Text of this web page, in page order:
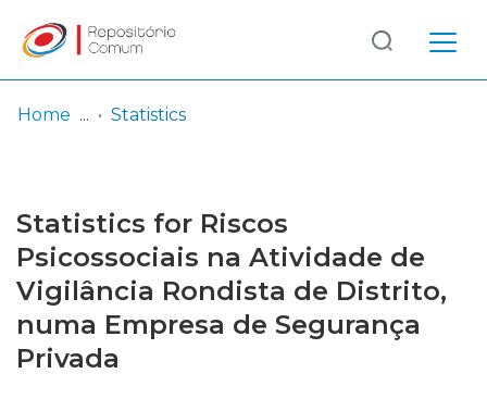
Browse repository
Entities
Log
In
(current)
Home Statistics
Statistics for Riscos
Psicossociais na Atividade de
Vigilância Rondista de Distrito,
numa Empresa de Segurança
Privada